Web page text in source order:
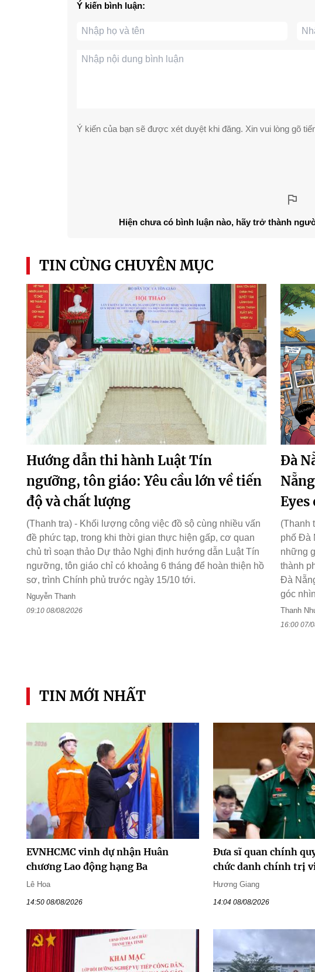
Ý kiến bình luận:
Ý kiến của bạn sẽ được xét duyệt khi đăng. Xin vui lòng gõ
Hiện chưa có bình luận nào, hãy trở thành
TIN CÙNG CHUYÊN MỤC
Hướng dẫn thi hành Luật Tín
ngưỡng, tôn giáo: Yêu cầu lớn về tiến
độ và chất lượng
(Thanh tra) - Khối lượng công việc đồ sộ cùng nhiều vấn
đề phức tạp, trong khi thời gian thực hiện gấp, cơ quan
chủ trì soạn thảo Dự thảo Nghị định hướng dẫn Luật Tín
ngưỡng, tôn giáo chỉ có khoảng 6 tháng để hoàn thiện hồ
sơ, trình Chính phủ trước ngày 15/10 tới.
Nguyễn Thanh
09:10 08/08/2026
Đà
Eyes
(Thanh
phố Đà
những
thành
Đà
góc
Thanh
16:00 07/
TIN MỚI NHẤT
EVNHCMC vinh dự nhận Huân
chương Lao động hạng Ba
Lê Hoa
14:50 08/08/2026
Đưa sĩ quan chính
chức danh chính trị
Hương Giang
14:04 08/08/2026